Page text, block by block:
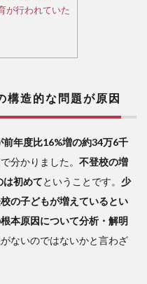
が行われていた
造的な問題が原因
年度比16%増の約34万6千
分かりました。 不登校の増
は初めてということです。 少
の子どもが増えているとい
本原因について分析・解明
ないのではないかと言わざ